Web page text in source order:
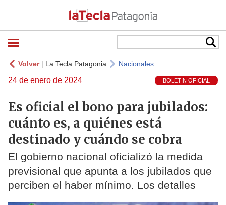
Volver| La Tecla Patagonia Nacionales
24 de enero de 2024 BOLETIN OFICIAL
Es oficial el bono para jubilados:
cuánto es, a quiénes está
destinado y cuándo se cobra
El gobierno nacional oficializó la medida
previsional que apunta a los jubilados que
perciben el haber mínimo. Los detalles